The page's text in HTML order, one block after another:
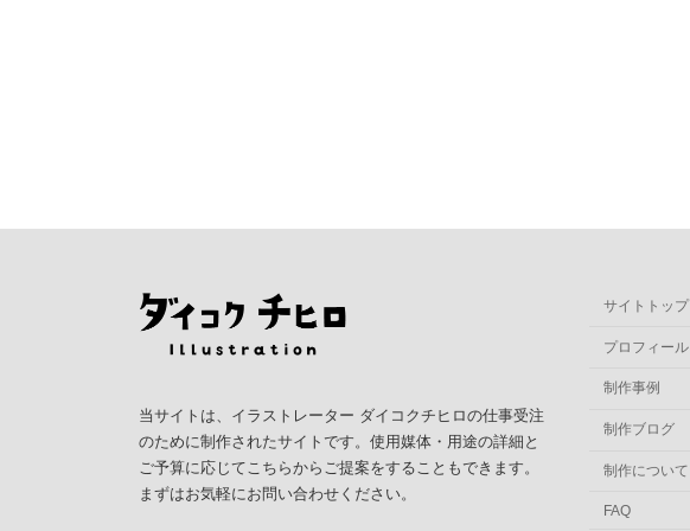
当サイトは、イラストレーター ダイコクチヒロの仕事受注
のために制作されたサイトです。使用媒体・用途の詳細と
ご予算に応じてこちらからご提案をすることもできます。
まずはお気軽にお問い合わせください。
サイトトップ
プロフィール
制作事例
制作ブログ
制作について
FAQ